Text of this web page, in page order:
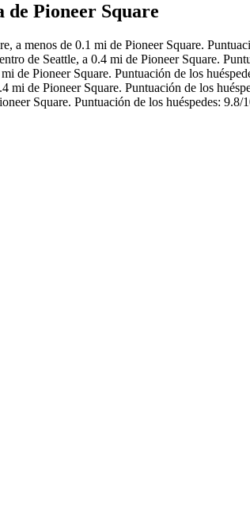
de Pioneer Square
a menos de 0.1 mi de Pioneer Square.
de Seattle, a 0.4 mi de Pioneer Square.
de Pioneer Square. Puntuación de los
mi de Pioneer Square. Puntuación de los
Square. Puntuación de los huéspedes: 9.8/